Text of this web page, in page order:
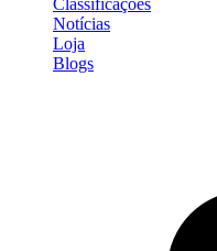
Classificações
Notícias
Loja
Blogs